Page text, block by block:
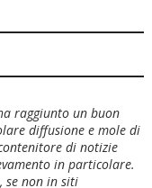
raggiunto un buon
diffusione e mole di
di notizie
in particolare.
se non in siti